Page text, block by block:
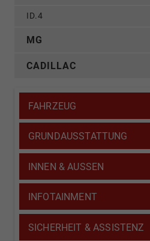
ID.4
MG
CADILLAC
FAHRZEUG
GRUNDAUSSTATTUNG
INNEN & AUSSEN
INFOTAINMENT
SICHERHEIT & ASSISTENZ